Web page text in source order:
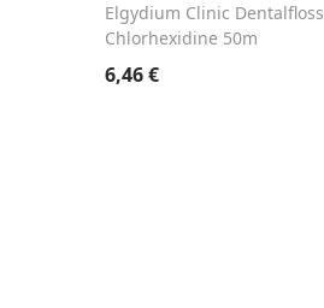
Elgydium Clinic Dentalfloss
Chlorhexidine 50m
6,46€